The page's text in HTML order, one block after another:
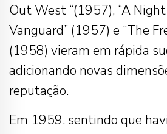
Out West “(1957), “A
Vanguard” (1957) e “The
(1958) vieram em rápida
adicionando novas
reputação.
Em 1959, sentindo que